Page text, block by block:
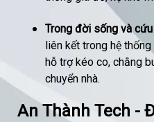
Trong đời sống và cứu
liên kết trong hệ
hỗ trợ kéo co, chằng
chuyển nhà.
An Thành Tech -